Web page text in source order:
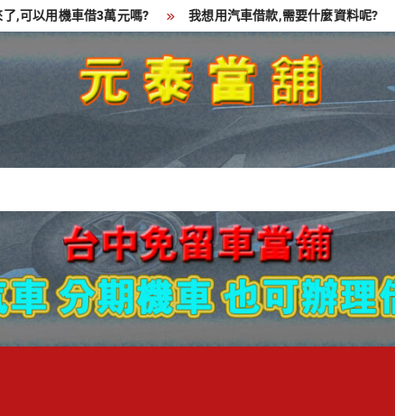
以用機車借3萬元嗎? 我想用汽車借款,需要什麼資料呢?